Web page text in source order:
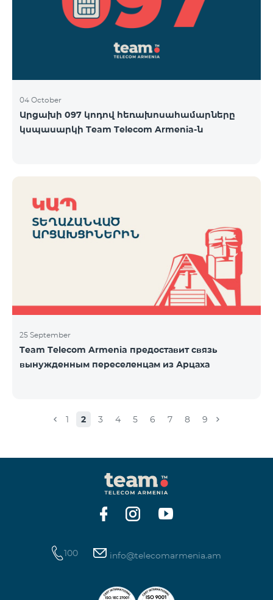
публичной офертой. Абоненты телефонных
номеров с префиксом 097, будут обслуживаться по
04 October
Արցախի 097 կոդով հեռախոսահամարները
կսպասարկի Team Telecom Armenia-ն
25 September
Team Telecom Armenia предоставит связь
вынужденным переселенцам из Арцаха
1 2 3 4 5 6 7 8 9
100 info@telecomarmenia.am